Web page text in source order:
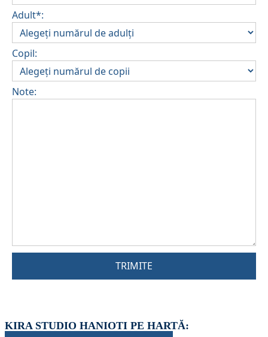
Adult*:
Copil:
Note:
TRIMITE
KIRA STUDIO HANIOTI PE HARTĂ: